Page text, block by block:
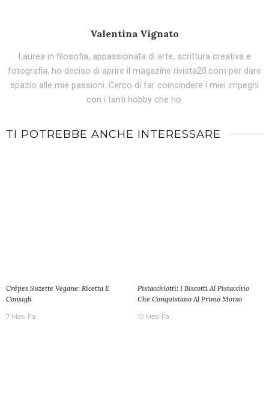
Valentina Vignato
Laurea in filosofia, appassionata di arte, scrittura creativa e
fotografia, ho deciso di aprire il magazine rivista20.com per dare
spazio alle mie passioni. Cerco di far coincindere i miei impegni
con i tanti hobby che ho.
TI POTREBBE ANCHE INTERESSARE
Crêpes Suzette Vegane: Ricetta E
Consigli
7 Mesi Fa
Pistacchiotti: I Biscotti Al Pistacchio
Che Conquistano Al Primo Morso
10 Mesi Fa